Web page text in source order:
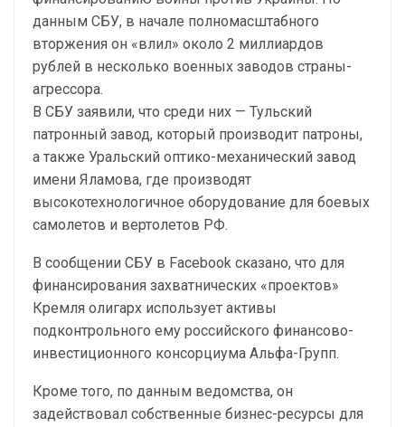
данным СБУ, в начале полномасштабного
вторжения он «влил» около 2 миллиардов
рублей в несколько военных заводов страны-
агрессора.
В СБУ заявили, что среди них — Тульский
патронный завод, который производит патроны,
а также Уральский оптико-механический завод
имени Яламова, где производят
высокотехнологичное оборудование для боевых
самолетов и вертолетов РФ.
В сообщении СБУ в Facebook сказано, что для
финансирования захватнических «проектов»
Кремля олигарх использует активы
подконтрольного ему российского финансово-
инвестиционного консорциума Альфа-Групп.
Кроме того, по данным ведомства, он
задействовал собственные бизнес-ресурсы для